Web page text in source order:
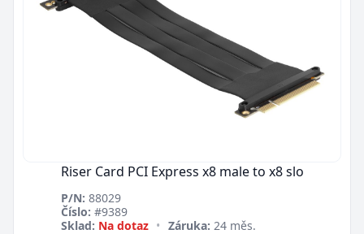
Riser Card PCI Express x8 male to x8 slo
P/N: 88029
Číslo: #9389
Sklad: Na dotaz • Záruka: 24 měs.